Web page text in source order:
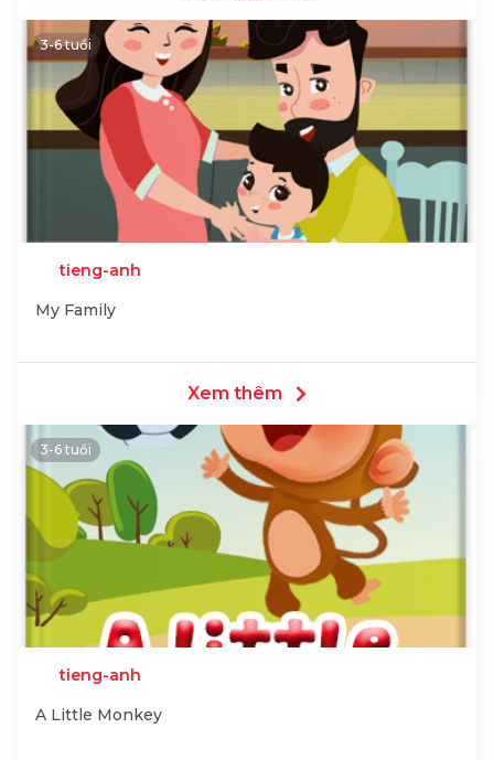
3-6 tuổi
tieng-anh
My Family
Xem thêm
3-6 tuổi
tieng-anh
A Little Monkey